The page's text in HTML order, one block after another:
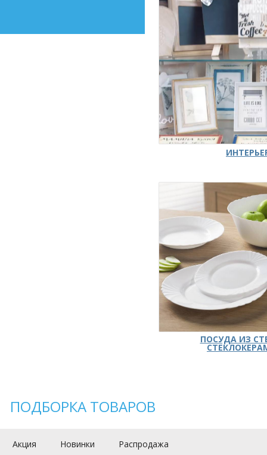
ПОСУДА ИЗ
ПОДБОРКА ТОВАРОВ
Акция Новинки Распродажа